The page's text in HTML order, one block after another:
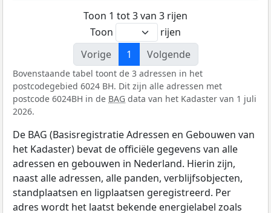
Toon 1 tot 3 van 3 rijen
Toon
rijen
Vorige
1 Volgende
Bovenstaande tabel toont de 3 adressen in het
postcodegebied 6024 BH. Dit zijn alle adressen met
postcode 6024BH in de BAG data van het Kadaster van 1 juli
2026.
De BAG (Basisregistratie Adressen en Gebouwen van
het Kadaster) bevat de officiële gegevens van alle
adressen en gebouwen in Nederland. Hierin zijn,
naast alle adressen, alle panden, verblijfsobjecten,
standplaatsen en ligplaatsen geregistreerd. Per
adres wordt het laatst bekende energielabel zoals